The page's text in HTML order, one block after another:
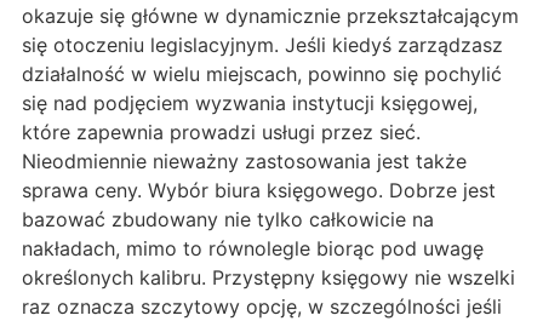
okazuje się główne w dynamicznie przekształcającym
się otoczeniu legislacyjnym. Jeśli kiedyś zarządzasz
działalność w wielu miejscach, powinno się pochylić
się nad podjęciem wyzwania instytucji księgowej,
które zapewnia prowadzi usługi przez sieć.
Nieodmiennie nieważny zastosowania jest także
sprawa ceny. Wybór biura księgowego. Dobrze jest
bazować zbudowany nie tylko całkowicie na
nakładach, mimo to równolegle biorąc pod uwagę
określonych kalibru. Przystępny księgowy nie wszelki
raz oznacza szczytowy opcję, w szczególności jeśli